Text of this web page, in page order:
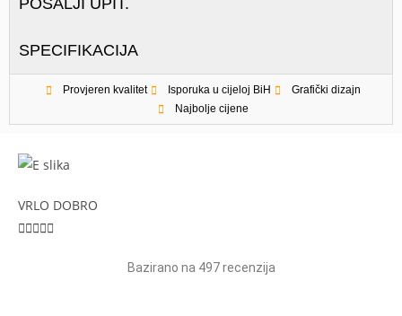
POŠALJI UPIT.
SPECIFIKACIJA
Provjeren kvalitet Isporuka u cijeloj BiH
Grafički dizajn
Najbolje cijene
VRLO DOBRO

Bazirano na 497 recenzija